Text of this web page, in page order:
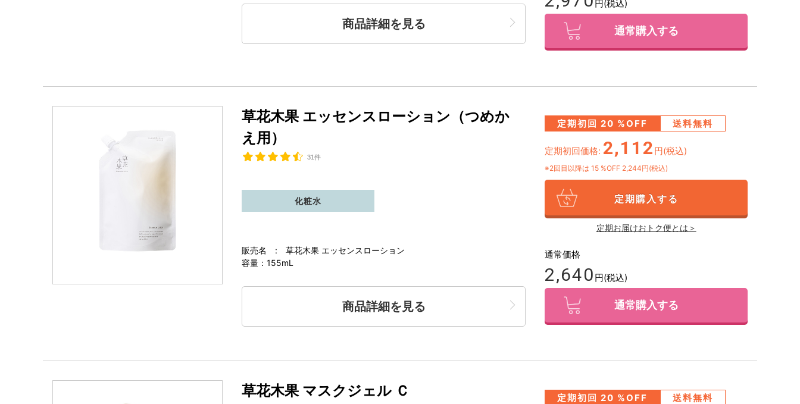
商品詳細を見る
円(税込)
通常購入する
草花木果 エッセンスローション（つめか
え用）
31件
販売名 : 草花木果 エッセンスローション
容量：155mL
化粧水
商品詳細を見る
定期初回 20 %OFF 送料無料
定期初回価格: 2,112 円(税込)
※2回目以降は 15 %OFF 2,244円(税込)
定期購入する
定期お届けおトク便とは＞
通常価格
2,640 円(税込)
通常購入する
草花木果 マスクジェル Ｃ 定期初回 20 %OFF 送料無料